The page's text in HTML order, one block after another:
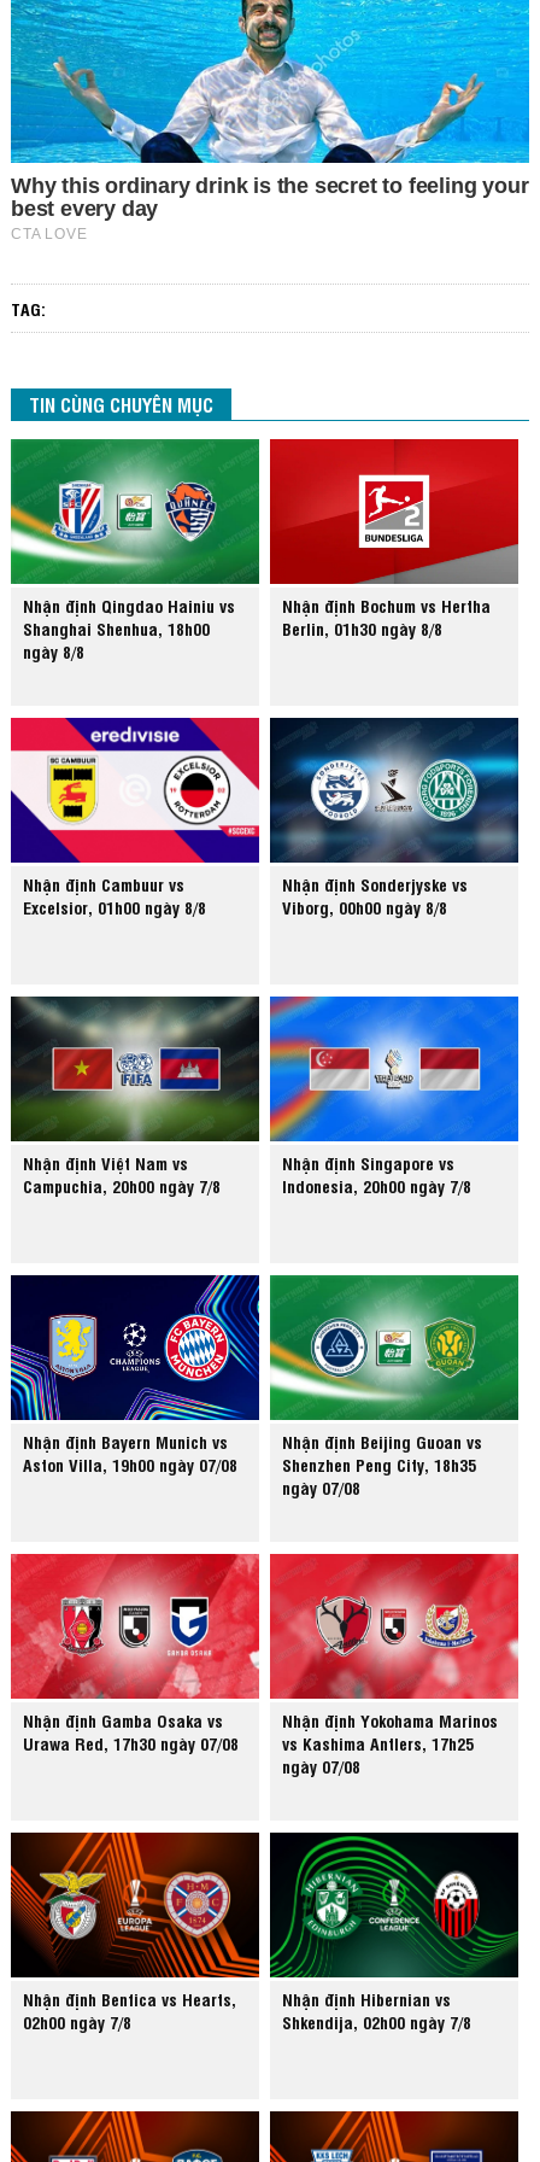
TAG:
TIN CÙNG CHUYÊN MỤC
Nhận định Qingdao Hainiu vs
Shanghai Shenhua, 18h00
ngày 8/8
Nhận định Bochum vs Hertha
Berlin, 01h30 ngày 8/8
Nhận định Cambuur vs
Excelsior, 01h00 ngày 8/8
Nhận định Sonderjyske vs
Viborg, 00h00 ngày 8/8
Nhận định Việt Nam vs
Campuchia, 20h00 ngày 7/8
Nhận định Singapore vs
Indonesia, 20h00 ngày 7/8
Nhận định Bayern Munich vs
Aston Villa, 19h00 ngày 07/08
Nhận định Beijing Guoan vs
Shenzhen Peng City, 18h35
ngày 07/08
Nhận định Gamba Osaka vs
Urawa Red, 17h30 ngày 07/08
Nhận định Yokohama Marinos
vs Kashima Antlers, 17h25
ngày 07/08
Nhận định Benfica vs Hearts,
02h00 ngày 7/8
Nhận định Hibernian vs
Shkendija, 02h00 ngày 7/8